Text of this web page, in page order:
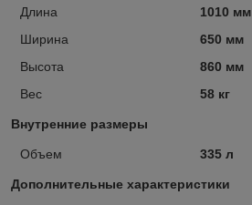
Длина
1010 мм
Ширина
650 мм
Высота
860 мм
Вес
58 кг
Внутренние размеры
Объем 335 л
Дополнительные характеристики